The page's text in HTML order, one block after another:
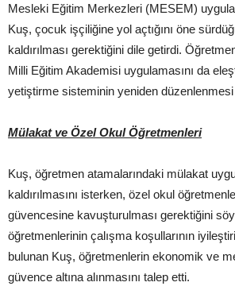
Mesleki Eğitim Merkezleri (MESEM)
Kuş, çocuk işçiliğine yol açtığını öne
kaldırılması gerektiğini dile getirdi.
Milli Eğitim Akademisi uygulamasını da
yetiştirme sisteminin yeniden
Mülakat ve Özel Okul Öğretmenleri
Kuş, öğretmen atamalarındaki mülakat
kaldırılmasını isterken, özel okul
güvencesine kavuşturulması gerektiğini
öğretmenlerinin çalışma koşullarının
bulunan Kuş, öğretmenlerin ekonomik ve
güvence altına alınmasını talep etti.